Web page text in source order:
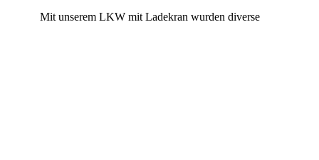
Mit unserem LKW mit Ladekran wurden diverse